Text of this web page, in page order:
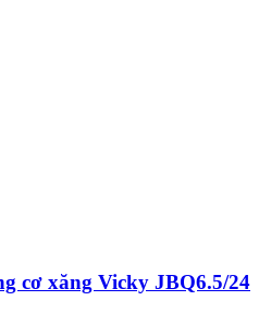
cơ xăng Vicky JBQ6.5/24